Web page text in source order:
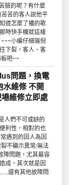
臉的呢？有什麼
苦的客人說他平
道怎麼了播的歌
時快手機就這樣
小編仔細端倪
下裂，客人、客
吧~~
問題，換電
水維修 不開
維修立即處
人們不可或缺的
利性，相對的也
遇到的因人為因
不顯示異常/無法
障問題，尤其最容
成，其次就是因
還有其他故障問